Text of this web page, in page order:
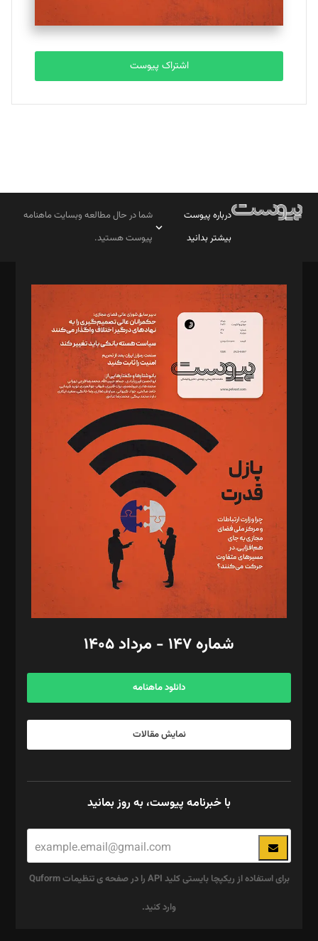
اشتراک پیوست
درباره پیوست
بیشتر بدانید
شما در حال مطالعه وبسایت ماهنامه
پیوست هستید.
مدیر مسئول: محمدباقر اثنی‌عشری
سردبیر: مهرک محمودی
دبیر تحریریه: میثم قاسمی
د‌بیر ناداستان: سمانه سمیع
د‌بیر خدمت و تجارت: ابوالفضل رجبی
د‌بیر حقوق فناوری: حسام‌الدین ایپکچی
د‌بیر پیوست جهان: مینا پاکدل
د‌بیر تحریریه آنلاین: بابک نقاش
تحریریه‌: مجتبی محمود‌ی، آرش برهمند، یسنا امان‌پور، سروش کرمیان،
مصطفی مسجدی آرانی، ابوالفضل رجبی، زهرا فکرانه، فائزه فتحی
رستمی،مصطفی باستان
ویرایش: نگار استاد‌‌آقا
طراح یونیفرم: مجید توکلی
فیلمبرداری و عکاسی: امیر شفیعی، مانی لطفی زاده
گرافیک و صفحه‌آرایی: سید‌سبحان‌علی ثابت
مد‌یر توسعه تجاری: کامبیز برید‌
امور مالی: شاپور رهبری، محمد‌ کاظمی‌نیا
آگهی و مشترکین: ۰۹۱۹۹۹۹۰۴۵۴
شماره ۱۴۷ - مرداد ۱۴۰۵
دانلود ماهنامه
نمایش مقالات
با خبرنامه پیوست، به روز بمانید
برای استفاده از ریکپچا بایستی کلید API را در صفحه ی تنظیمات Quform
وارد کنید.